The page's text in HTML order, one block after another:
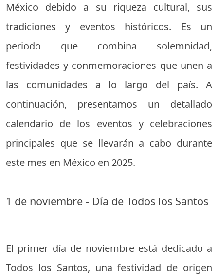
México debido a su riqueza cultural, sus
tradiciones y eventos históricos. Es un
periodo que combina solemnidad,
festividades y conmemoraciones que unen a
las comunidades a lo largo del país. A
continuación, presentamos un detallado
calendario de los eventos y celebraciones
principales que se llevarán a cabo durante
este mes en México en 2025.
1 de noviembre - Día de Todos los Santos
El primer día de noviembre está dedicado a
Todos los Santos, una festividad de origen